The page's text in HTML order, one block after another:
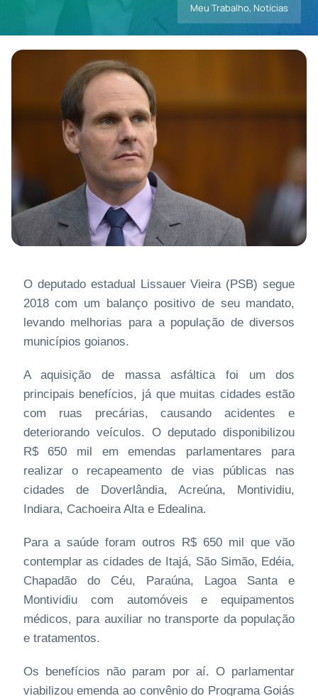
Meu Trabalho, Notícias
O deputado estadual Lissauer Vieira (PSB) segue
2018 com um balanço positivo de seu mandato,
levando melhorias para a população de diversos
municípios goianos.
A aquisição de massa asfáltica foi um dos
principais benefícios, já que muitas cidades estão
com ruas precárias, causando acidentes e
deteriorando veículos. O deputado disponibilizou
R$ 650 mil em emendas parlamentares para
realizar o recapeamento de vias públicas nas
cidades de Doverlândia, Acreúna, Montividiu,
Indiara, Cachoeira Alta e Edealina.
Para a saúde foram outros R$ 650 mil que vão
contemplar as cidades de Itajá, São Simão, Edéia,
Chapadão do Céu, Paraúna, Lagoa Santa e
Montividiu com automóveis e equipamentos
médicos, para auxiliar no transporte da população
e tratamentos.
Os benefícios não param por aí. O parlamentar
viabilizou emenda ao convênio do Programa Goiás